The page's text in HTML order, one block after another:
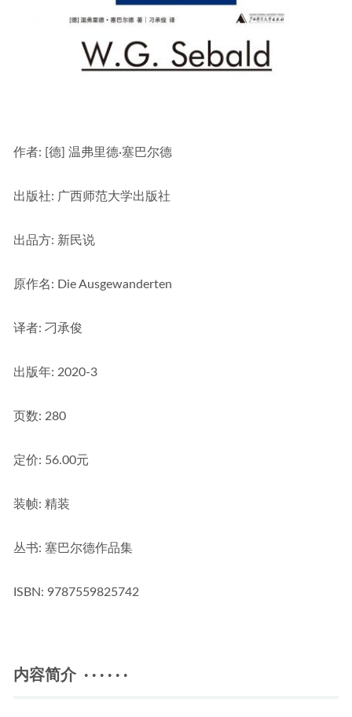
作者: [德] 温弗里德·塞巴尔德
出版社: 广西师范大学出版社
出品方: 新民说
原作名: Die Ausgewanderten
译者: 刁承俊
出版年: 2020-3
页数: 280
定价: 56.00元
装帧: 精装
丛书: 塞巴尔德作品集
ISBN: 9787559825742
内容简介 · · · · · ·